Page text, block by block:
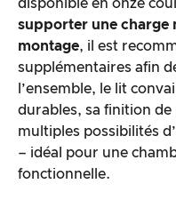
disponible en onze
supporter une charge
montage, il est
supplémentaires afin
l’ensemble, le lit
durables, sa finition
multiples possibilités
– idéal pour une
fonctionnelle.